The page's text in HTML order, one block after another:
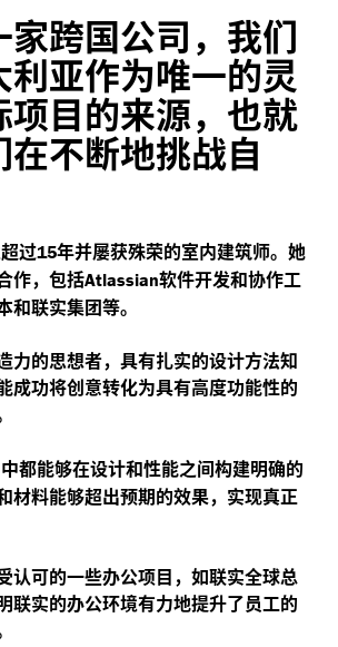
家跨国公司，我们
利亚作为唯一的灵
项目的来源，也就
在不断地挑战自
过15年并屡获殊荣的室内建筑师。她
作，包括Atlassian软件开发和协作工
和联实集团等。
力的思想者，具有扎实的设计方法知
成功将创意转化为具有高度功能性的
都能够在设计和性能之间构建明确的
材料能够超出预期的效果，实现真正
认可的一些办公项目，如联实全球总
联实的办公环境有力地提升了员工的